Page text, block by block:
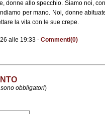
donne allo specchio. Siamo noi,
per mano. Noi, donne
la vita con le sue crepe.
alle 19:33 - Commenti(0)
obbligatori)